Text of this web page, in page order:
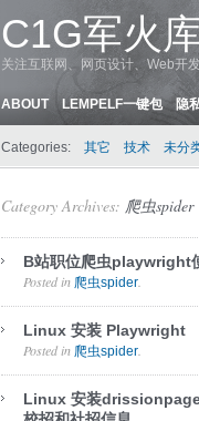
C1G军火
关注互联网、网页设计、Web开
ABOUT LEMPELF一键包 隐
Categories: 其它 技术 未分
Category Archives: 爬虫spider
B站职位爬虫playwright
Posted in 爬虫spider
Linux 安装 Playwright
Posted in 爬虫spider
Linux 安装